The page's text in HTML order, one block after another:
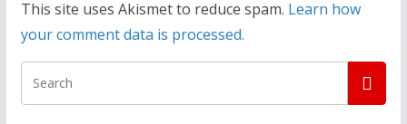
This site uses Akismet to reduce spam. Learn how
your comment data is processed.